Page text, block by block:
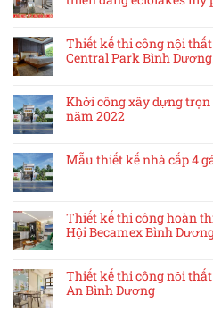
Thiết kế thi công nội
Central Park Bình
Khởi công xây dựng trọn
năm 2022
Mẫu thiết kế nhà cấp 4
Thiết kế thi công hoàn
Hội Becamex Bình
Thiết kế thi công nội
An Bình Dương